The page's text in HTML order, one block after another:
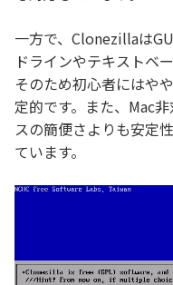
一方で、Clonezillaは
ドラインやテキストベ
そのため初心者にはや
定的です。また、Mac
スの簡便さよりも安定
ています。